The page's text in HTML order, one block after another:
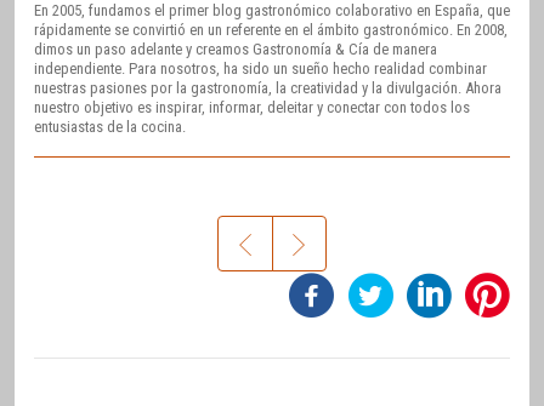
En 2005, fundamos el primer blog gastronómico colaborativo en España, que
rápidamente se convirtió en un referente en el ámbito gastronómico. En 2008,
dimos un paso adelante y creamos Gastronomía & Cía de manera
independiente. Para nosotros, ha sido un sueño hecho realidad combinar
nuestras pasiones por la gastronomía, la creatividad y la divulgación. Ahora
nuestro objetivo es inspirar, informar, deleitar y conectar con todos los
entusiastas de la cocina.